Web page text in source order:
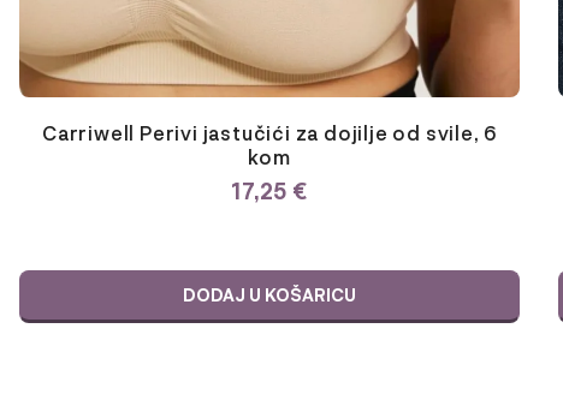
Carriwell Perivi jastučići za dojilje od svile, 6
kom
17,25 €
DODAJ U KOŠARICU